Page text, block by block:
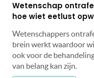
Wetenschap
hoe wiet eetlust
Wetenschappers
brein werkt waardoor
ook voor de
van belang kan zijn.